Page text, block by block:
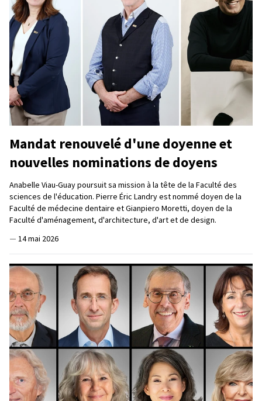
Mandat renouvelé d'une doyenne et
nouvelles nominations de doyens
Anabelle Viau-Guay poursuit sa mission à la tête de la Faculté des
sciences de l'éducation. Pierre Éric Landry est nommé doyen de la
Faculté de médecine dentaire et Gianpiero Moretti, doyen de la
Faculté d'aménagement, d'architecture, d'art et de design.
— 14 mai 2026